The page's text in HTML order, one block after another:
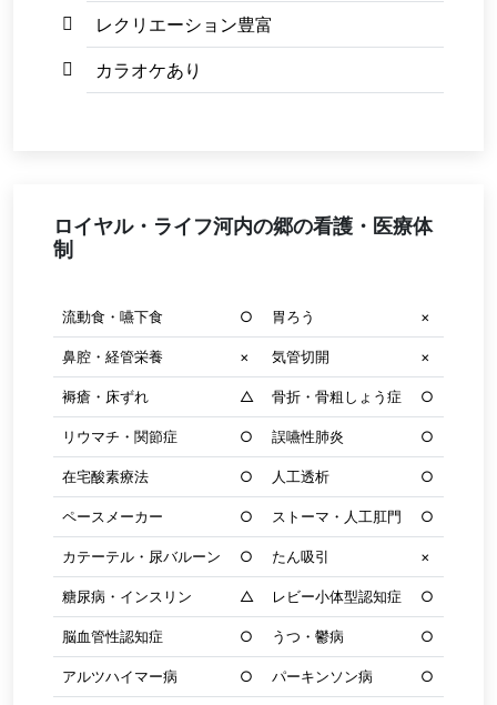
レクリエーション豊富
カラオケあり
ロイヤル・ライフ河内の郷の看護・医療体
制
流動食・嚥下食 ○ 胃ろう ×
鼻腔・経管栄養 × 気管切開 ×
褥瘡・床ずれ △ 骨折・骨粗しょう症 ○
リウマチ・関節症 ○ 誤嚥性肺炎 ○
在宅酸素療法 ○ 人工透析 ○
ペースメーカー ○ ストーマ・人工肛門 ○
カテーテル・尿バルーン ○ たん吸引 ×
糖尿病・インスリン △ レビー小体型認知症 ○
脳血管性認知症 ○ うつ・鬱病 ○
アルツハイマー病 ○ パーキンソン病 ○